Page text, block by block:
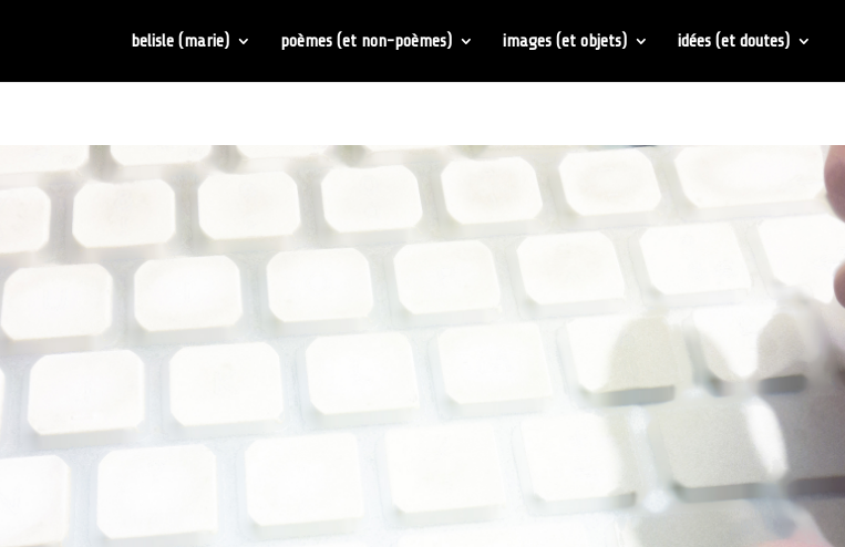
belisle (marie) poèmes (et non-poèmes) images (et objets) idées (et doutes)